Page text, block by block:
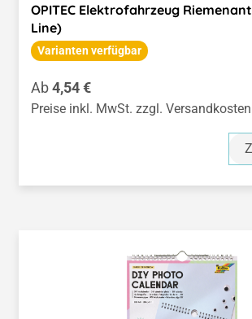
OPITEC Elektrofahrzeug
Line)
Varianten verfügbar
Regulärer Preis:
Ab4,54 €
Preise inkl. MwSt. zzgl. Versandkosten